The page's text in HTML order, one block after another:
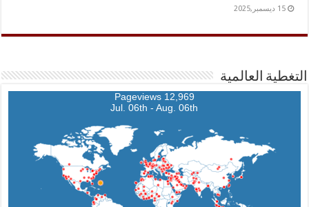
15 ديسمبر,2025
التغطية العالمية
12,969 Pageviews
Jul. 06th - Aug. 06th